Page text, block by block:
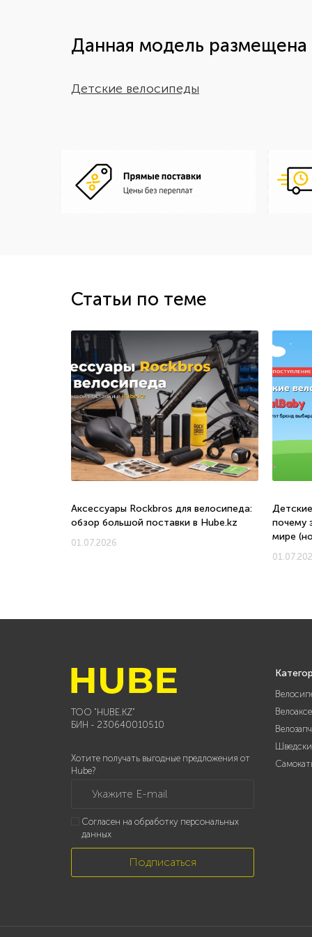
Данная модель размещена
Детские велосипеды
Статьи по теме
Аксессуары Rockbros для велосипеда:
обзор большой поставки в Hube.kz
01.07.2026
почему
мире
ТОО "HUBE.KZ"
БИН - 230640010510
Хотите получать выгодные предложения от
Hube?
Укажите E-mail
Согласен на обработку персональных
данных
Подписаться